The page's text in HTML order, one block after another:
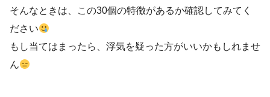
そんなときは、この30個の特徴があるか確認してみてく
ださい
もし当てはまったら、浮気を疑った方がいいかもしれませ
ん